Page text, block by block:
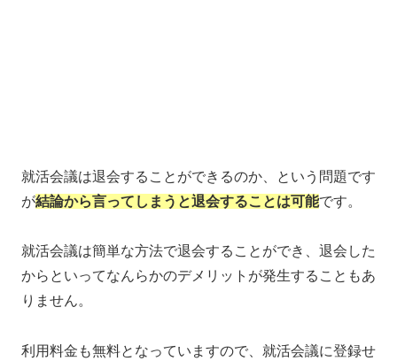
就活会議は退会することができるのか、という問題です
が結論から言ってしまうと退会することは可能です。
就活会議は簡単な方法で退会することができ、退会した
からといってなんらかのデメリットが発生することもあ
りません。
利用料金も無料となっていますので、就活会議に登録せ